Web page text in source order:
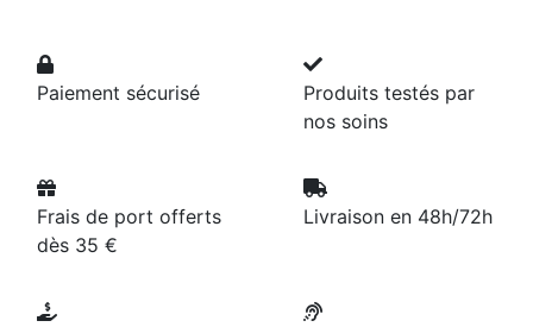
Paiement sécurisé
Produits testés par
nos soins
Frais de port offerts
dès 35 €
Livraison en 48h/72h